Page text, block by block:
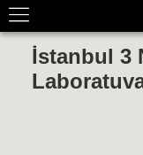
İstanbul 3